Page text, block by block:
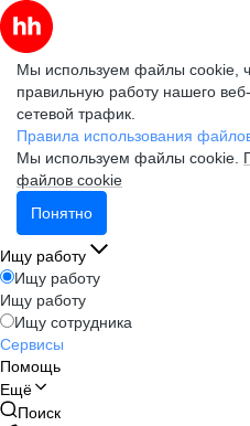
Мы используем файлы cookie,
правильную работу нашего
сетевой трафик.
Правила использования
Мы используем файлы cookie.
файлов cookie
Понятно
Ищу работу
Ищу работу
Ищу работу
Ищу сотрудника
Сервисы
Помощь
Ещё
Поиск